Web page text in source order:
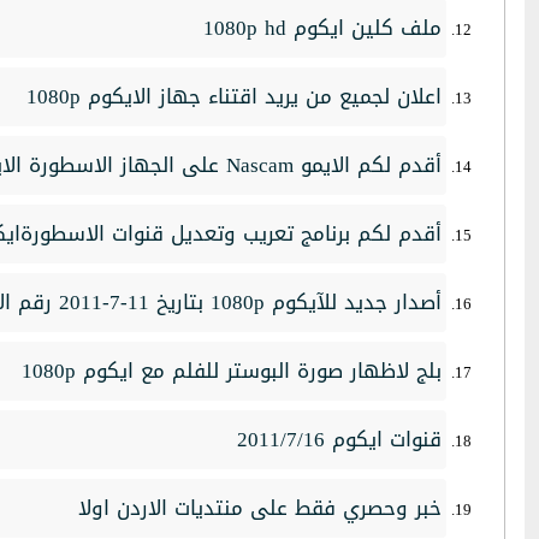
ملف كلين ايكوم 1080p hd
اعلان لجميع من يريد اقتناء جهاز الايكوم 1080p
أقدم لكم الايمو Nascam على الجهاز الاسطورة الايكوم
أقدم لكم برنامج تعريب وتعديل قنوات
أصدار جديد للآيكوم 1080p بتاريخ 11-7-2011 رقم الأصدار 1.09.25
بلج لاظهار صورة البوستر للفلم مع ايكوم 1080p
قنوات ايكوم 2011/7/16
خبر وحصري فقط على منتديات الاردن اولا